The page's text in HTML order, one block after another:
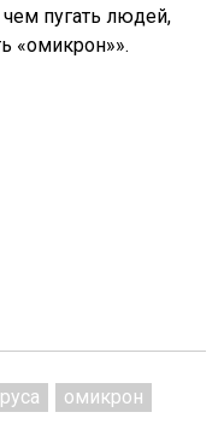
пугать людей,
«омикрон»».
омикрон